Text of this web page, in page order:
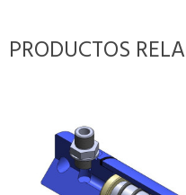
PRODUCTOS